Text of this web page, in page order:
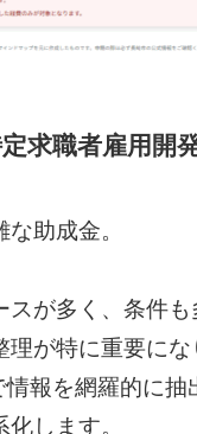
求職者雇用開
助成金。
スが多く、条件も
が特に重要にな
報を網羅的に抽
化します。